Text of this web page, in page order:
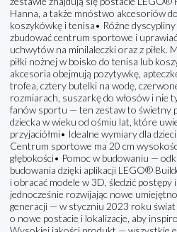
Hanna, a także mnóstwo akcesoriów
koszykówkę i tenisa• Różne
zbudować centrum sportowe i
uchwytów na minilaleczki oraz z piłek.
piłki nożnej w boisko do tenisa lub
akcesoria obejmują pozytywkę,
trofea, cztery butelki na wodę,
rozmiarach, suszarkę do włosów i nie
fanów sportu — ten zestaw to świetny
dziecka w wieku od ośmiu lat, które
przyjaciółmi• Idealne wymiary dla
Centrum sportowe ma 20 cm
głębokości• Pomoc w budowaniu —
budowania dzięki aplikacji LEGO®
i obracać modele w 3D, śledzić postępy
jednocześnie rozwijając nowe
generacji — w styczniu 2023 roku
o nowe postacie i lokalizacje, aby